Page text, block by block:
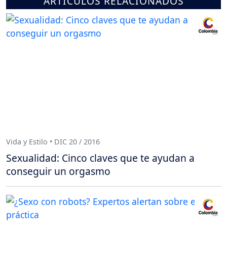
Vida y Estilo • DIC 20 / 2016
Sexualidad: Cinco claves que te ayudan a
conseguir un orgasmo